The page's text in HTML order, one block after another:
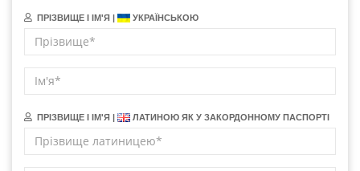
ПРІЗВИЩЕ І ІМ'Я | УКРАЇНСЬКОЮ
ПРІЗВИЩЕ І ІМ'Я | ЛАТИНОЮ ЯК У ЗАКОРДОННОМУ ПАСПОРТІ